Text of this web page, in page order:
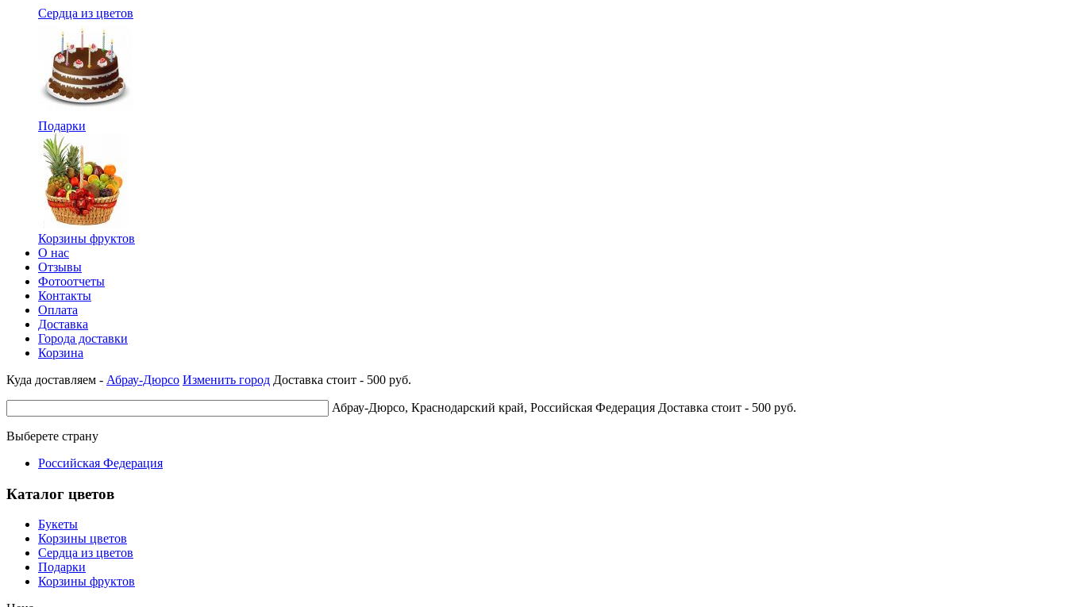
Сердца из цветов
Подарки
Корзины фруктов
О нас
Отзывы
Фотоотчеты
Контакты
Оплата
Доставка
Города доставки
Корзина
Куда доставляем - Абрау-Дюрсо Изменить город Доставка стоит - 500 руб.
Абрау-Дюрсо, Краснодарский край, Российская Федерация Доставка стоит - 500 руб.
Выберете страну
Российская Федерация
Каталог цветов
Букеты
Корзины цветов
Сердца из цветов
Подарки
Корзины фруктов